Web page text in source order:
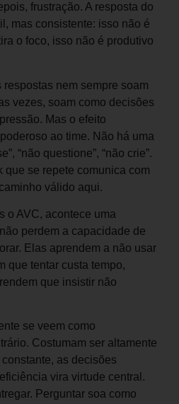
frustração. A resposta do
mas consistente: isso não é
o foco, isso não é produtivo
nem sempre soam
vezes, soam como decisões
Mas o efeito
ao time. Não há uma
“não questione”, “não crie”.
que se repete comunica com
válido aqui.
o AVC, acontece uma
perdem a capacidade de
Elas aprendem a não usar
que tentar custa tempo,
que insistir não
se veem como
Costumam ser altamente
as decisões
vira virtude central.
Perguntar soa como